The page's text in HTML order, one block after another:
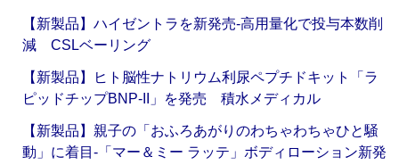
【新製品】ハイゼントラを新発売‐高用量化で投与本数削
減 CSLベーリング
【新製品】ヒト脳性ナトリウム利尿ペプチドキット「ラ
ピッドチップBNP-II」を発売 積水メディカル
【新製品】親子の「おふろあがりのわちゃわちゃひと騒
動」に着目‐「マー＆ミー ラッテ」ボディローション新発